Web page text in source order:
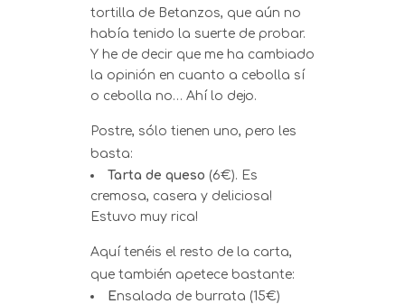
tortilla de Betanzos, que aún no
había tenido la suerte de probar.
Y he de decir que me ha cambiado
la opinión en cuanto a cebolla sí
o cebolla no… Ahí lo dejo.
Postre, sólo tienen uno, pero les
basta:
Tarta de queso (6€). Es
cremosa, casera y deliciosa!
Estuvo muy rica!
Aquí tenéis el resto de la carta,
que también apetece bastante:
Ensalada de burrata (15€)